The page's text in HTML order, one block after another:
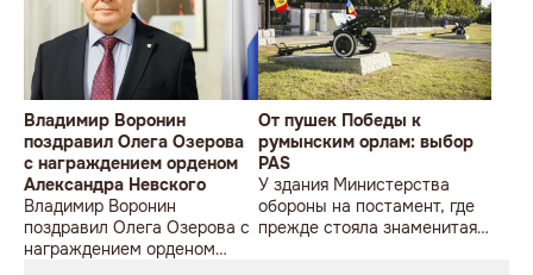
Владимир Воронин
поздравил Олега Озерова
с награждением орденом
Александра Невского
Владимир Воронин
поздравил Олега Озерова с
награждением орденом
От пушек Победы к
румынским орлам: выбор
PAS
У здания Министерства
обороны на постамент, где
прежде стояла знаменитая